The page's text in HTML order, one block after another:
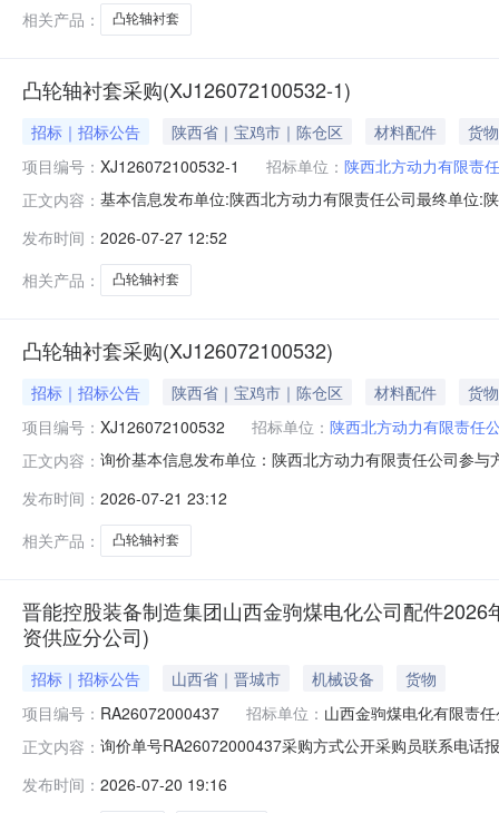
相关产品：
凸轮轴衬套
凸轮轴衬套采购(XJ126072100532-1)
招标｜招标公告 陕西省｜宝鸡市｜陈仓区 材料配件
货物
项目编号： XJ126072100532-1 招标单位： 陕西北方动力有限责
正文内容： 基本信息发布单位:陕西北方动力有限责任公司最终单位:
只BF366-006；3凸轮轴衬套黑色金属材料钢制品780.0
发布时间： 2026-07-27 12:52
相关产品：
凸轮轴衬套
凸轮轴衬套采购(XJ126072100532)
招标｜招标公告 陕西省｜宝鸡市｜陈仓区 材料配件
货物
项目编号： XJ126072100532 招标单位： 陕西北方动力有限责任
正文内容： 询价基本信息发布单位：陕西北方动力有限责任公司参
发布时间： 2026-07-21 23:12
相关产品：
凸轮轴衬套
晋能控股装备制造集团山西金驹煤电化公司配件
资供应分公司)
招标｜招标公告 山西省｜晋城市 机械设备
货物
项目编号： RA26072000437 招标单位： 山西金驹煤电化有限责
正文内容： 询价单号RA26072000437采购方式公开采购员联系电话
配于颜巴赫620瓦斯发电机组，零件号：395986颜巴赫
发布时间： 2026-07-20 19:16